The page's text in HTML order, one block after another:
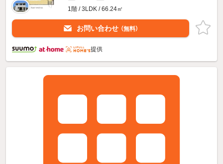
1階 / 3LDK / 66.24㎡
お問い合わせ （無料）
提供